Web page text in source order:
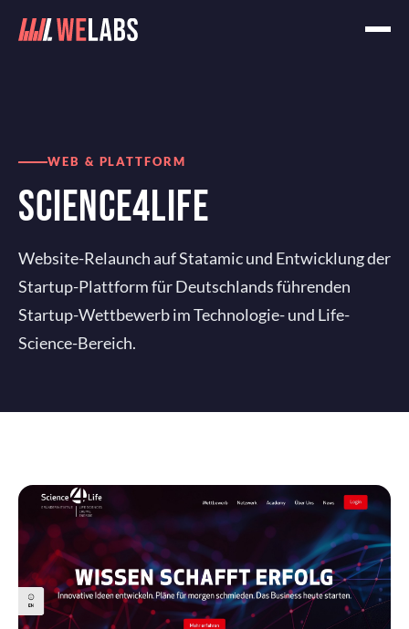
Home Projekte Science4Life
WEB & PLATTFORM
SCIENCE4LIFE
Website-Relaunch auf Statamic und Entwicklung der
Startup-Plattform für Deutschlands führenden
Startup-Wettbewerb im Technologie- und Life-
Science-Bereich.